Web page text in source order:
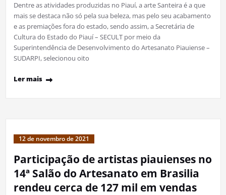
Dentre as atividades produzidas no Piauí, a arte Santeira é a que
mais se destaca não só pela sua beleza, mas pelo seu acabamento
e as premiações fora do estado, sendo assim, a Secretária de
Cultura do Estado do Piauí – SECULT por meio da
Superintendência de Desenvolvimento do Artesanato Piauiense –
SUDARPI, selecionou oito
Ler mais
12 de novembro de 2021
Participação de artistas piauienses no
14ª Salão do Artesanato em Brasilia
rendeu cerca de 127 mil em vendas